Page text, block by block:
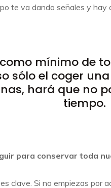
te va dando señales y hay
mínimo de
sólo el coger
hará que no
tiempo.
para conservar toda
clave. Si no empiezas por